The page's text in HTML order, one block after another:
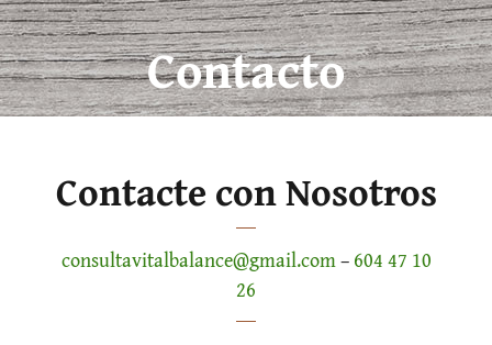
Contacto
Contacte con Nosotros
consultavitalbalance@gmail.com–604 47 10
26